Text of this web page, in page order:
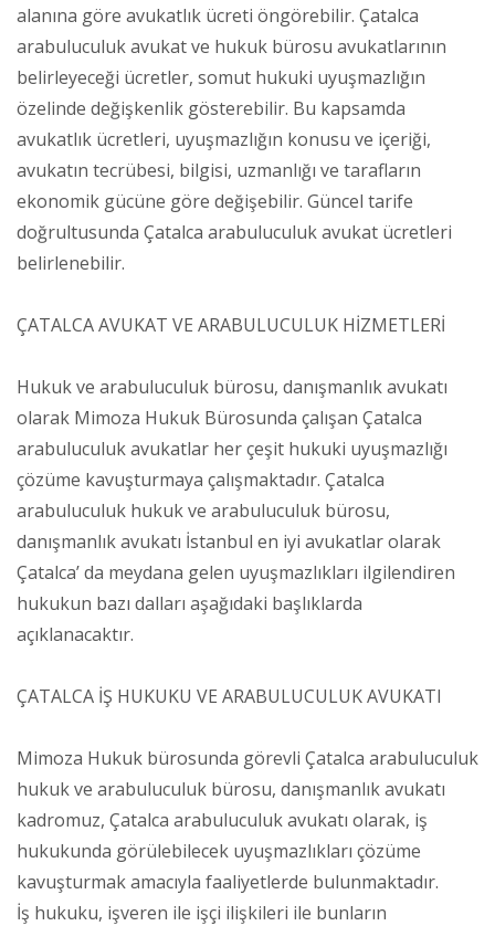
alanına göre avukatlık ücreti öngörebilir. Çatalca
arabuluculuk avukat ve hukuk bürosu avukatlarının
belirleyeceği ücretler, somut hukuki uyuşmazlığın
özelinde değişkenlik gösterebilir. Bu kapsamda
avukatlık ücretleri, uyuşmazlığın konusu ve içeriği,
avukatın tecrübesi, bilgisi, uzmanlığı ve tarafların
ekonomik gücüne göre değişebilir. Güncel tarife
doğrultusunda Çatalca arabuluculuk avukat ücretleri
belirlenebilir.
ÇATALCA AVUKAT VE ARABULUCULUK HİZMETLERİ
Hukuk ve arabuluculuk bürosu, danışmanlık avukatı
olarak Mimoza Hukuk Bürosunda çalışan Çatalca
arabuluculuk avukatlar her çeşit hukuki uyuşmazlığı
çözüme kavuşturmaya çalışmaktadır. Çatalca
arabuluculuk hukuk ve arabuluculuk bürosu,
danışmanlık avukatı İstanbul en iyi avukatlar olarak
Çatalca’ da meydana gelen uyuşmazlıkları ilgilendiren
hukukun bazı dalları aşağıdaki başlıklarda
açıklanacaktır.
ÇATALCA İŞ HUKUKU VE ARABULUCULUK AVUKATI
Mimoza Hukuk bürosunda görevli Çatalca arabuluculuk
hukuk ve arabuluculuk bürosu, danışmanlık avukatı
kadromuz, Çatalca arabuluculuk avukatı olarak, iş
hukukunda görülebilecek uyuşmazlıkları çözüme
kavuşturmak amacıyla faaliyetlerde bulunmaktadır.
İş hukuku, işveren ile işçi ilişkileri ile bunların